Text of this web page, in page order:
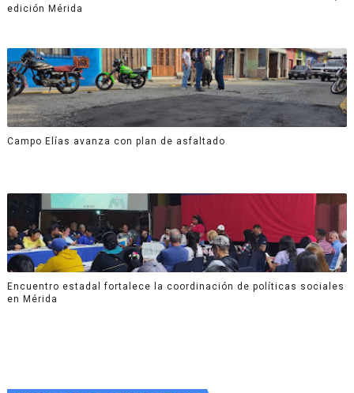
edición Mérida
Campo Elías avanza con plan de asfaltado
Encuentro estadal fortalece la coordinación de políticas sociales
en Mérida